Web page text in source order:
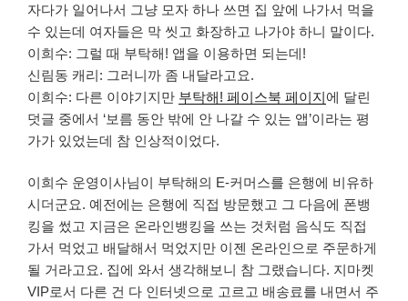
자다가 일어나서 그냥 모자 하나 쓰면 집 앞에 나가서 먹을
수 있는데 여자들은 막 씻고 화장하고 나가야 하니 말이다.
이희수: 그럴 때 부탁해! 앱을 이용하면 되는데!
신림동 캐리: 그러니까 좀 내달라고요.
이희수: 다른 이야기지만 부탁해! 페이스북 페이지에 달린
덧글 중에서 ‘보름 동안 밖에 안 나갈 수 있는 앱’이라는 평
가가 있었는데 참 인상적이었다.
이희수 운영이사님이 부탁해의 E-커머스를 은행에 비유하
시더군요. 예전에는 은행에 직접 방문했고 그 다음에 폰뱅
킹을 썼고 지금은 온라인뱅킹을 쓰는 것처럼 음식도 직접
가서 먹었고 배달해서 먹었지만 이젠 온라인으로 주문하게
될 거라고요. 집에 와서 생각해보니 참 그랬습니다. 지마켓
VIP로서 다른 건 다 인터넷으로 고르고 배송료를 내면서 주